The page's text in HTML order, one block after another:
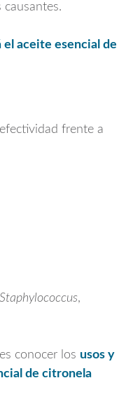
causantes.
el aceite esencial de
frente a
Staphylococcus,
conocer los usos y
de citronela